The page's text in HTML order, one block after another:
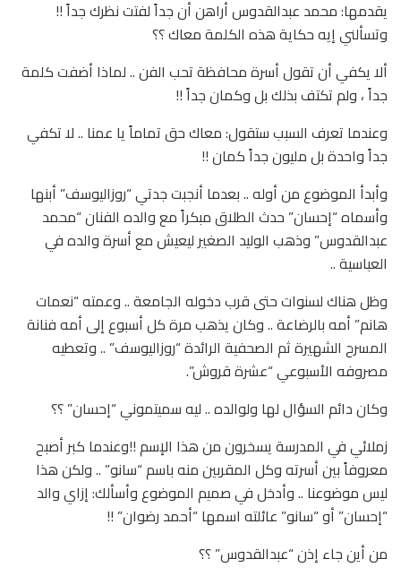
يقدمها: محمد عبدالقدوس أراهن أن جداً لفتت نظرك جداً !!
وتسألني إيه حكاية هذه الكلمة معاك ؟؟
ألا يكفي أن تقول أسرة محافظة تحب الفن .. لماذا أضفت كلمة
جداً ، ولم تكتف بذلك بل وكمان جداً !!
وعندما تعرف السبب ستقول: معاك حق تماماً يا عمنا .. لا تكفي
جداً واحدة بل مليون جداً كمان !!
وأبدأ الموضوع من أوله .. بعدما أنجبت جدتي “روزاليوسف” أبنها
وأسماه “إحسان” حدث الطلاق مبكراً مع والده الفنان “محمد
عبدالقدوس” وذهب الوليد الصغير ليعيش مع أسرة والده في
العباسية ..
وظل هناك لسنوات حتى قرب دخوله الجامعة .. وعمته “نعمات
هانم” أمه بالرضاعة .. وكان يذهب مرة كل أسبوع إلى أمه فنانة
المسرح الشهيرة ثم الصحفية الرائدة “روزاليوسف” .. وتعطيه
مصروفه الأسبوعي “عشرة قروش”.
وكان دائم السؤال لها ولوالده .. ليه سميتموني “إحسان” ؟؟
زملائي في المدرسة يسخرون من هذا الإسم !!وعندما كبر أصبح
معروفاً بين أسرته وكل المقربين منه باسم “سانو” .. ولكن هذا
ليس موضوعنا .. وأدخل في صميم الموضوع وأسألك: إزاي والد
“إحسان” أو “سانو” عائلته اسمها “أحمد رضوان” !!
من أين جاء إذن “عبدالقدوس” ؟؟